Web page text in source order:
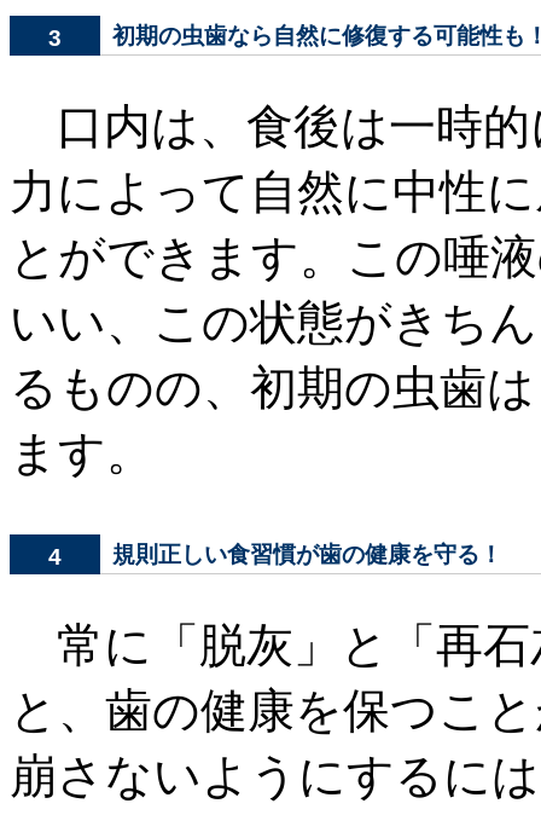
3 初期の虫歯なら自然に修復する可能性も
口内は、食後は一時
力によって自然に中性
とができます。この唾
いい、この状態がきち
るものの、初期の虫歯
ます。
4 規則正しい食習慣が歯の健康を守る！
常に「脱灰」と「再
と、歯の健康を保つこ
崩さないようにするに